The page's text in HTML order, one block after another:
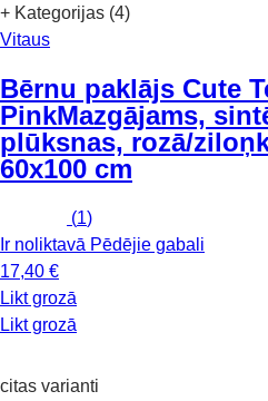
+ Kategorijas (4)
Vitaus
Bērnu paklājs Cute
PinkMazgājams,
plūksnas, rozā/
60x100 cm
(1)
Ir noliktavā Pēdējie gabali
17,40 €
Likt grozā
Likt grozā
citas varianti